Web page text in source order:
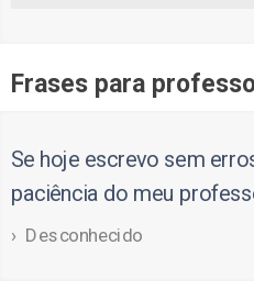
Frases para
Se hoje escrevo sem
paciência do meu
Desconhecido